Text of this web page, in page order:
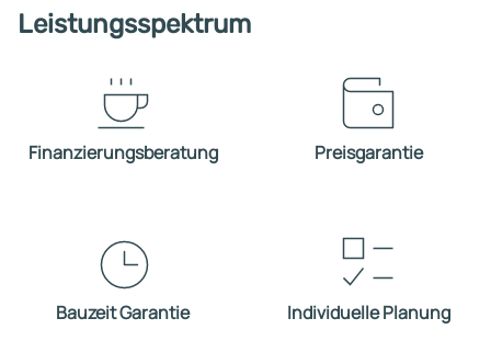
Leistungsspektrum
Finanzierungsberatung Preisgarantie
Bauzeit Garantie Individuelle Planung